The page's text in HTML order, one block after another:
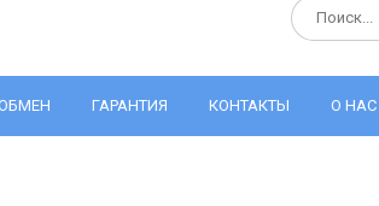
ГАРАНТИЯ КОНТАКТЫ О НАС